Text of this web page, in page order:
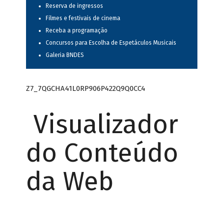
Reserva de ingressos
Filmes e festivais de cinema
Receba a programação
Concursos para Escolha de Espetáculos Musicais
Galeria BNDES
Z7_7QGCHA41L0RP906P422Q9Q0CC4
Visualizador
do Conteúdo
da Web